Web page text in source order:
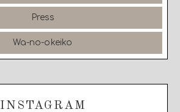
Press
Wa-no-okeiko
INSTAGRAM